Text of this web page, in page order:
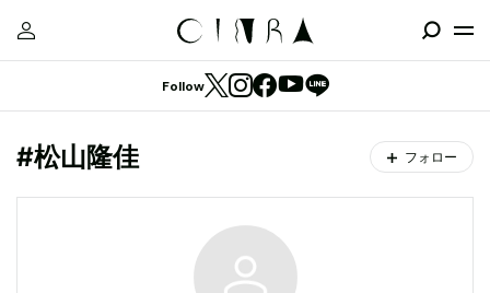
Follow
#松山隆佳 フォロー